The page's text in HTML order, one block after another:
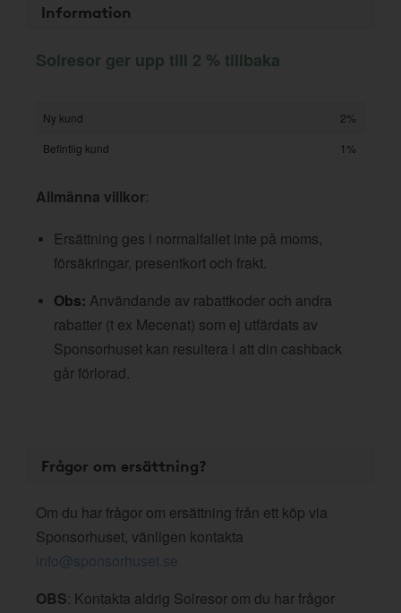
Information
Solresor ger upp till 2 % tillbaka
Ny kund
2%
Befintlig kund
1%
Allmänna villkor:
Ersättning ges i normalfallet inte på moms,
försäkringar, presentkort och frakt.
Obs: Användande av rabattkoder och andra
rabatter (t ex Mecenat) som ej utfärdats av
Sponsorhuset kan resultera i att din cashback
går förlorad.
Frågor om ersättning?
Om du har frågor om ersättning från ett köp via
Sponsorhuset, vänligen kontakta
info@sponsorhuset.se
OBS: Kontakta aldrig Solresor om du har frågor